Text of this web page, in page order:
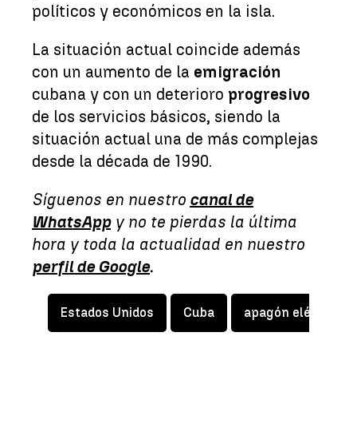
políticos y económicos en la isla.
La situación actual coincide además
con un aumento de la emigración
cubana y con un deterioro progresivo
de los servicios básicos, siendo la
situación actual una de más complejas
desde la década de 1990.
Síguenos en nuestro canal de
WhatsAppy no te pierdas la última
hora y toda la actualidad en nuestro
perfil de Google.
Estados Unidos Cuba apagón eléctrico